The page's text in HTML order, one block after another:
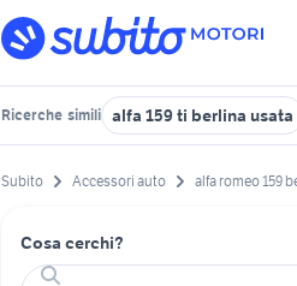
Ricerche simili alfa 159 ti berlina usata
Subito Accessori auto alfa romeo 159
Cosa cerchi?